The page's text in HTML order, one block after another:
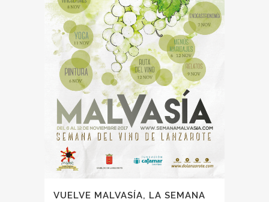
VUELVE MALVASÍA, LA SEMANA